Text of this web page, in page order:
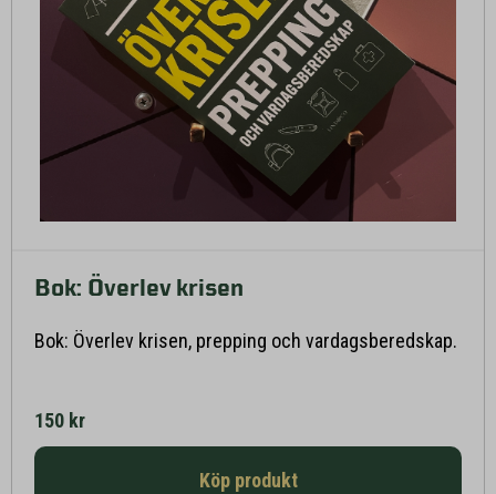
Bok: Överlev krisen
Bok: Överlev krisen, prepping och vardagsberedskap.
150 kr
Köp produkt
Läs mer här